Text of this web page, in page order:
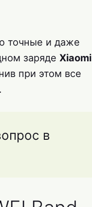
точные и даже
заряде Xiaomi
при этом все
в